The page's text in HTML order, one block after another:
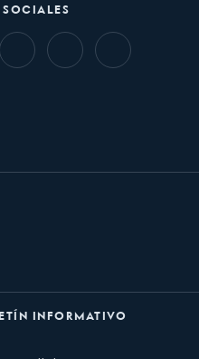
SOCIALES
WhatsappBluesky Threads
INFORMATIVO